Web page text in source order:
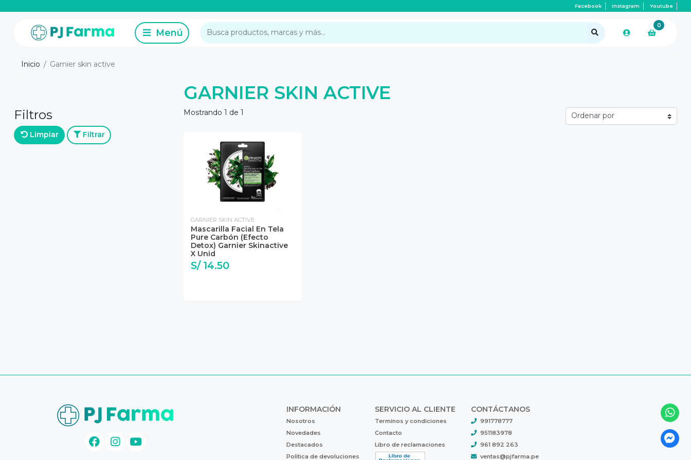
Facebook Instagram Youtube
0
Inicio Garnier skin active
GARNIER SKIN ACTIVE
Filtros
Limpiar Filtrar
Mostrando 1 de 1
GARNIER SKIN ACTIVE
Mascarilla Facial En Tela
Pure Carbón (Efecto
Detox) Garnier Skinactive
X Unid
S/ 14.50
INFORMACIÓN
Nosotros
Novedades
Destacados
Política de devoluciones
SERVICIO AL CLIENTE
Terminos y condiciones
Contacto
Libro de reclamaciones
CONTÁCTANOS
991778777
951183978
961 892 263
ventas@pjfarma.pe